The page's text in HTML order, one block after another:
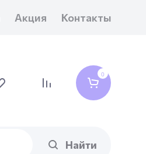
Акция Контакты
0
Найти